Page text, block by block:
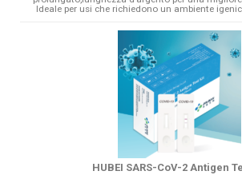
Ideale per usi che richiedono un ambiente
HUBEI SARS-CoV-2 Antigen